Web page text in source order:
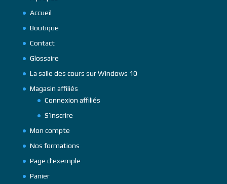
Accueil
Boutique
Contact
Glossaire
La salle des cours sur Windows 10
Magasin affiliés
Connexion affiliés
S’inscrire
Mon compte
Nos formations
Page d’exemple
Panier